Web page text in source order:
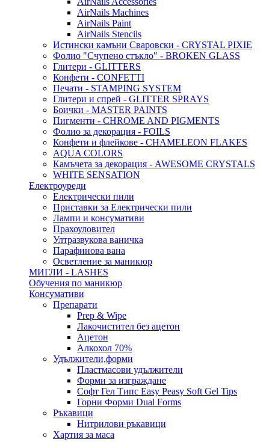
AirNails Machines
AirNails Paint
AirNails Stencils
Истински камъни Сваровски - CRYSTAL PIXIE
Фолио "Счупено стъкло" - BROKEN GLASS
Глитери - GLITTERS
Конфети - CONFETTI
Печати - STAMPING SYSTEM
Глитери и спрей - GLITTER SPRAYS
Боички - MASTER PAINTS
Пигменти - CHROME AND PIGMENTS
Фолио за декорация - FOILS
Конфети и флейкове - CHAMELEON FLAKES
AQUA COLORS
Камъчета за декорация - AWESOME CRYSTALS
WHITE SENSATION
Електроуреди
Електрически пили
Приставки за Електрически пили
Лампи и консумативи
Прахоуловител
Ултразвукова ваничка
Парафинова вана
Осветление за маникюр
МИГЛИ - LASHES
Обучения по маникюр
Консумативи
Препарати
Prep & Wipe
Лакочистител без ацетон
Ацетон
Алкохол 70%
Удължители,форми
Пластмасови удължители
Форми за изграждане
Софт Гел Типс Easy Peasy Soft Gel Tips
Горни Форми Dual Forms
Ръкавици
Нитрилови ръкавици
Хартия за маса